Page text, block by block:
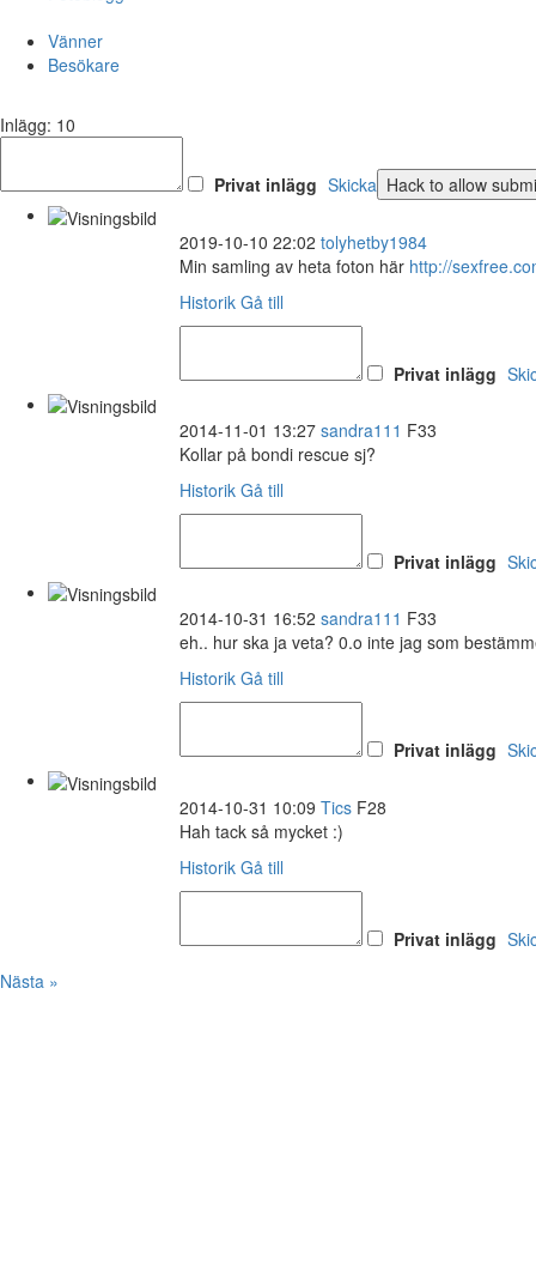
Vänner
Besökare
Inlägg: 10
Privat inlägg Skicka
2019-10-10 22:02 tolyhetby1984
Min samling av heta foton här http://
Historik Gå till
Privat inlägg
2014-11-01 13:27 sandra111 F33
Kollar på bondi rescue sj?
Historik Gå till
Privat inlägg
2014-10-31 16:52 sandra111 F33
eh.. hur ska ja veta? 0.o inte jag som
Historik Gå till
Privat inlägg
2014-10-31 10:09 Tics F28
Hah tack så mycket :)
Historik Gå till
Privat inlägg
Nästa »